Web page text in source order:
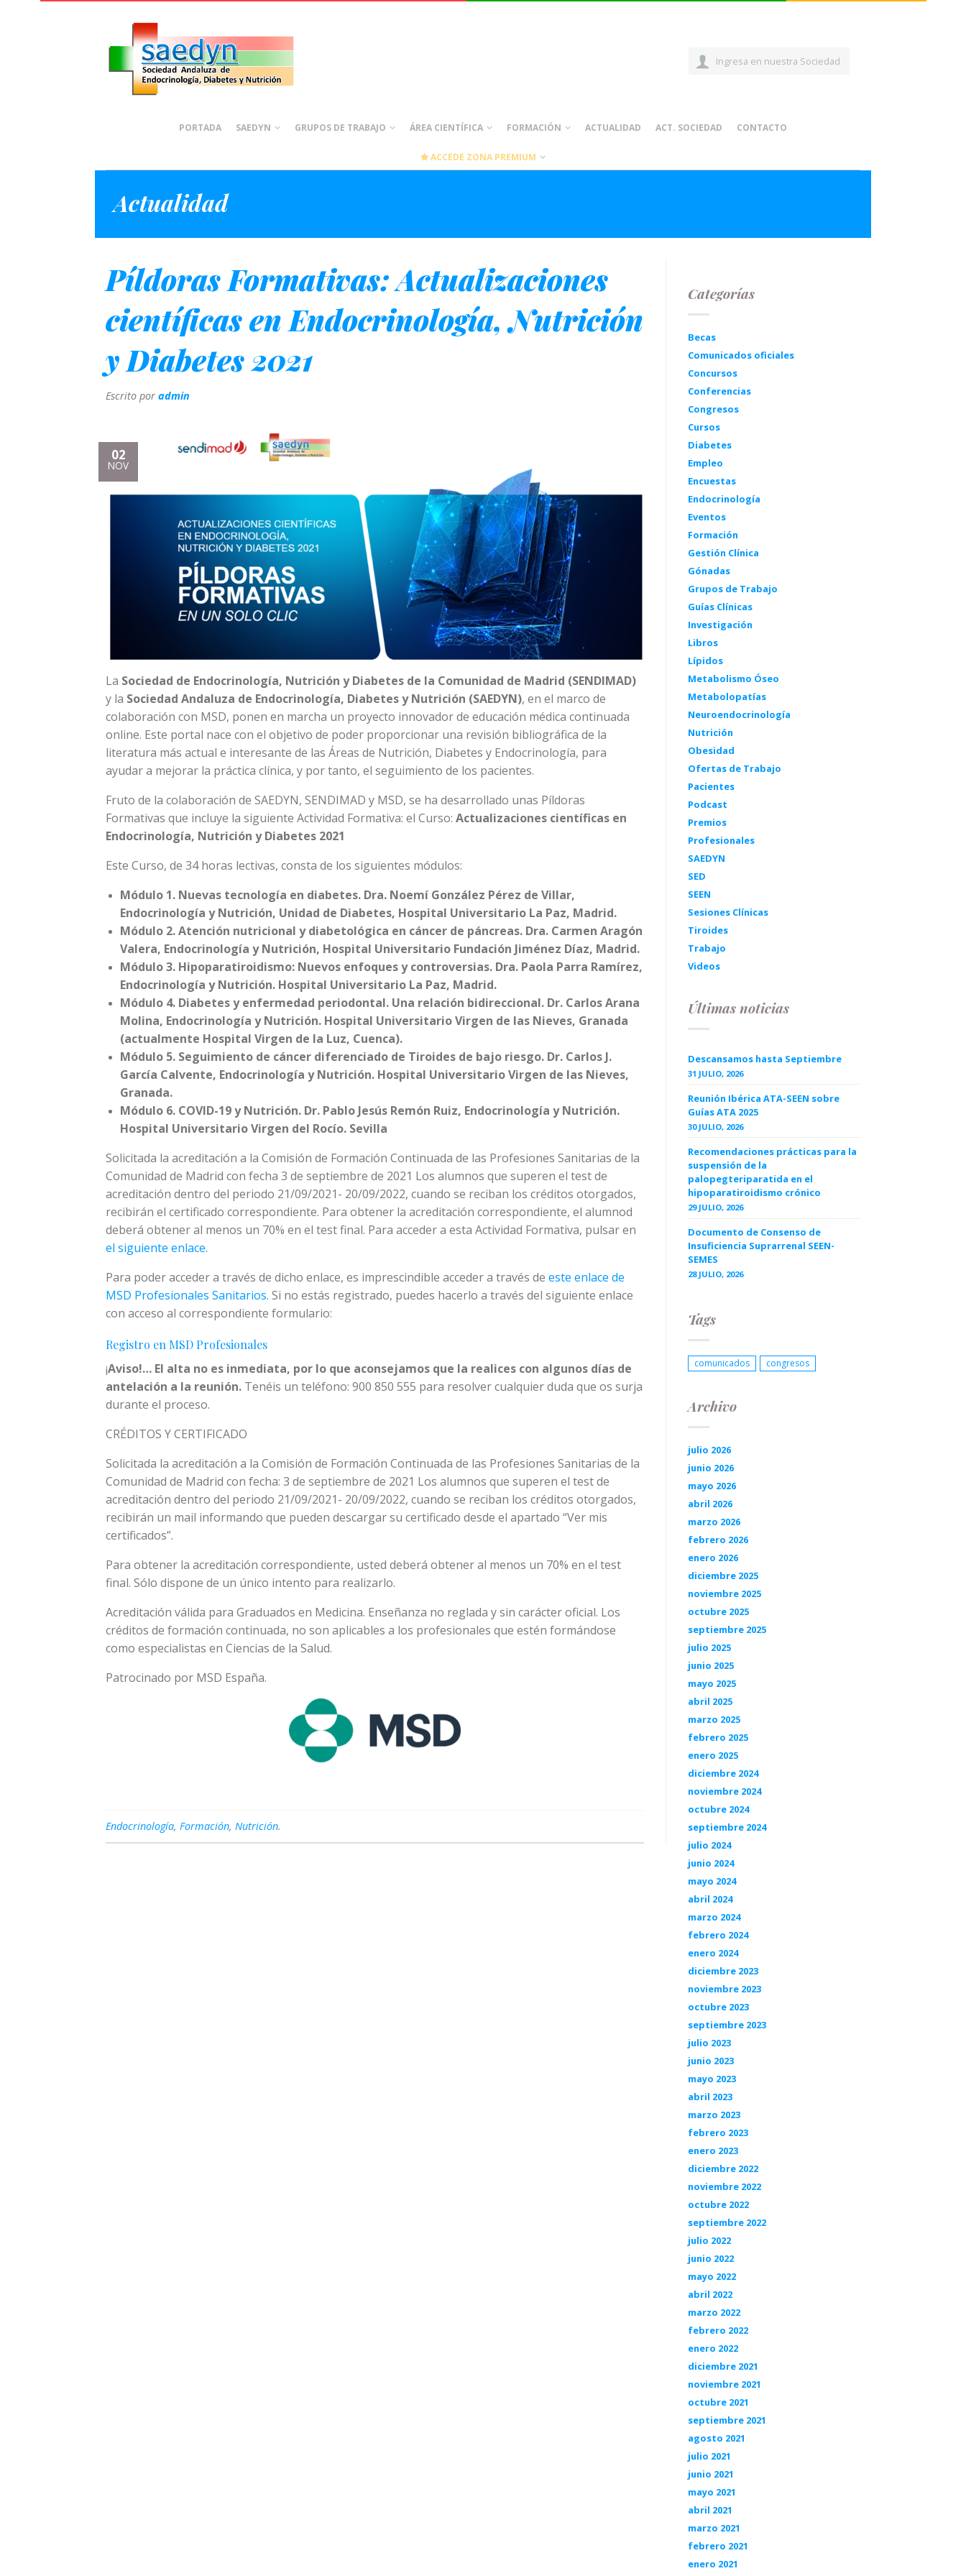
Ingresa en nuestra Sociedad
PORTADA SAEDYN GRUPOS DE TRABAJO ÁREA CIENTÍFICA FORMACIÓN ACTUALIDAD ACT. SOCIEDAD CONTACTO
ACCEDE ZONA PREMIUM
Actualidad
Píldoras Formativas: Actualizaciones
científicas en Endocrinología, Nutrición
y Diabetes 2021
Escrito por admin
02
NOV
La Sociedad de Endocrinología, Nutrición y Diabetes de la Comunidad de Madrid (SENDIMAD)
y la Sociedad Andaluza de Endocrinología, Diabetes y Nutrición (SAEDYN), en el marco de
colaboración con MSD, ponen en marcha un proyecto innovador de educación médica continuada
online. Este portal nace con el objetivo de poder proporcionar una revisión bibliográfica de la
literatura más actual e interesante de las Áreas de Nutrición, Diabetes y Endocrinología, para
ayudar a mejorar la práctica clínica, y por tanto, el seguimiento de los pacientes.
Fruto de la colaboración de SAEDYN, SENDIMAD y MSD, se ha desarrollado unas Píldoras
Formativas que incluye la siguiente Actividad Formativa: el Curso: Actualizaciones científicas en
Endocrinología, Nutrición y Diabetes 2021
Este Curso, de 34 horas lectivas, consta de los siguientes módulos:
Módulo 1. Nuevas tecnología en diabetes. Dra. Noemí González Pérez de Villar,
Endocrinología y Nutrición, Unidad de Diabetes, Hospital Universitario La Paz, Madrid.
Módulo 2. Atención nutricional y diabetológica en cáncer de páncreas. Dra. Carmen Aragón
Valera, Endocrinología y Nutrición, Hospital Universitario Fundación Jiménez Díaz, Madrid.
Módulo 3. Hipoparatiroidismo: Nuevos enfoques y controversias. Dra. Paola Parra Ramírez,
Endocrinología y Nutrición. Hospital Universitario La Paz, Madrid.
Módulo 4. Diabetes y enfermedad periodontal. Una relación bidireccional. Dr. Carlos Arana
Molina, Endocrinología y Nutrición. Hospital Universitario Virgen de las Nieves, Granada
(actualmente Hospital Virgen de la Luz, Cuenca).
Módulo 5. Seguimiento de cáncer diferenciado de Tiroides de bajo riesgo. Dr. Carlos J.
García Calvente, Endocrinología y Nutrición. Hospital Universitario Virgen de las Nieves,
Granada.
Módulo 6. COVID-19 y Nutrición. Dr. Pablo Jesús Remón Ruiz, Endocrinología y Nutrición.
Hospital Universitario Virgen del Rocío. Sevilla
Solicitada la acreditación a la Comisión de Formación Continuada de las Profesiones Sanitarias de la
Comunidad de Madrid con fecha 3 de septiembre de 2021 Los alumnos que superen el test de
acreditación dentro del periodo 21/09/2021- 20/09/2022, cuando se reciban los créditos otorgados,
recibirán el certificado correspondiente. Para obtener la acreditación correspondiente, el alumnod
deberá obtener al menos un 70% en el test final. Para acceder a esta Actividad Formativa, pulsar en
el siguiente enlace.
Para poder acceder a través de dicho enlace, es imprescindible acceder a través de este enlace de
MSD Profesionales Sanitarios. Si no estás registrado, puedes hacerlo a través del siguiente enlace
con acceso al correspondiente formulario:
Registro en MSD Profesionales
¡Aviso!… El alta no es inmediata, por lo que aconsejamos que la realices con algunos días de
antelación a la reunión. Tenéis un teléfono: 900 850 555 para resolver cualquier duda que os surja
durante el proceso.
CRÉDITOS Y CERTIFICADO
Solicitada la acreditación a la Comisión de Formación Continuada de las Profesiones Sanitarias de la
Comunidad de Madrid con fecha: 3 de septiembre de 2021 Los alumnos que superen el test de
acreditación dentro del periodo 21/09/2021- 20/09/2022, cuando se reciban los créditos otorgados,
recibirán un mail informando que pueden descargar su certificado desde el apartado “Ver mis
certificados”.
Para obtener la acreditación correspondiente, usted deberá obtener al menos un 70% en el test
final. Sólo dispone de un único intento para realizarlo.
Acreditación válida para Graduados en Medicina. Enseñanza no reglada y sin carácter oficial. Los
créditos de formación continuada, no son aplicables a los profesionales que estén formándose
como especialistas en Ciencias de la Salud.
Patrocinado por MSD España.
Endocrinología, Formación, Nutrición.
Categorías
Becas
Comunicados oficiales
Concursos
Conferencias
Congresos
Cursos
Diabetes
Empleo
Encuestas
Endocrinología
Eventos
Formación
Gestión Clínica
Gónadas
Grupos de Trabajo
Guías Clínicas
Investigación
Libros
Lípidos
Metabolismo Óseo
Metabolopatías
Neuroendocrinología
Nutrición
Obesidad
Ofertas de Trabajo
Pacientes
Podcast
Premios
Profesionales
SAEDYN
SED
SEEN
Sesiones Clínicas
Tiroides
Trabajo
Videos
Últimas noticias
Descansamos hasta Septiembre
31 JULIO, 2026
Reunión Ibérica ATA-SEEN sobre
Guías ATA 2025
30 JULIO, 2026
Recomendaciones prácticas para la
suspensión de la
palopegteriparatida en el
hipoparatiroidismo crónico
29 JULIO, 2026
Documento de Consenso de
Insuficiencia Suprarrenal SEEN-
SEMES
28 JULIO, 2026
Tags
comunicados congresos
Archivo
julio 2026
junio 2026
mayo 2026
abril 2026
marzo 2026
febrero 2026
enero 2026
diciembre 2025
noviembre 2025
octubre 2025
septiembre 2025
julio 2025
junio 2025
mayo 2025
abril 2025
marzo 2025
febrero 2025
enero 2025
diciembre 2024
noviembre 2024
octubre 2024
septiembre 2024
julio 2024
junio 2024
mayo 2024
abril 2024
marzo 2024
febrero 2024
enero 2024
diciembre 2023
noviembre 2023
octubre 2023
septiembre 2023
julio 2023
junio 2023
mayo 2023
abril 2023
marzo 2023
febrero 2023
enero 2023
diciembre 2022
noviembre 2022
octubre 2022
septiembre 2022
julio 2022
junio 2022
mayo 2022
abril 2022
marzo 2022
febrero 2022
enero 2022
diciembre 2021
noviembre 2021
octubre 2021
septiembre 2021
agosto 2021
julio 2021
junio 2021
mayo 2021
abril 2021
marzo 2021
febrero 2021
enero 2021